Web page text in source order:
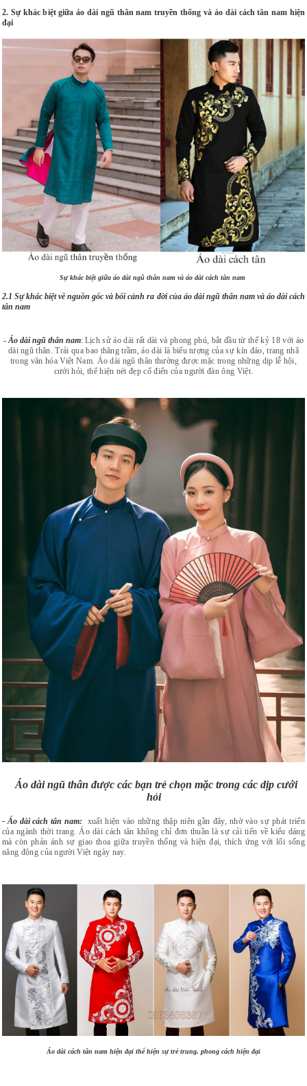
2. Sự khác biệt giữa áo dài ngũ thân nam truyền thống và áo dài cách tân nam hiện
đại
Sự khác biệt giữa áo dài ngũ thân nam và áo dài cách tân nam
2.1 Sự khác biệt về nguồn gốc và bối cảnh ra đời của áo dài ngũ thân nam và áo dài cách
tân nam
-Áo dài ngũ thân nam: Lịch sử áo dài rất dài và phong phú, bắt đầu từ thế kỷ 18 với áo
dài ngũ thân. Trải qua bao thăng trầm, áo dài là biểu tượng của sự kín đáo, trang nhã
trong văn hóa Việt Nam. Áo dài ngũ thân thường được mặc trong những dịp lễ hội,
cưới hỏi, thể hiện nét đẹp cổ điển của người đàn ông Việt.
Áo dài ngũ thân được các bạn trẻ chọn mặc trong các dịp cưới
hỏi
- Áo dài cách tân nam:
xuất hiện vào những thập niên gần đây, nhờ vào sự phát triển
của ngành thời trang. Áo dài cách tân không chỉ đơn thuần là sự cải tiến về kiểu dáng
mà còn phản ánh sự giao thoa giữa truyền thống và hiện đại, thích ứng với lối sống
năng động của người Việt ngày nay.
Áo dài cách tân nam hiện đại thể hiện sự trẻ trung, phong cách hiện đại